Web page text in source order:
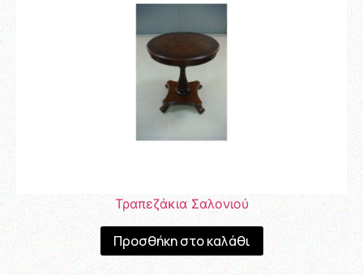
Τραπεζάκια Σαλονιού
Προσθήκη στο καλάθι